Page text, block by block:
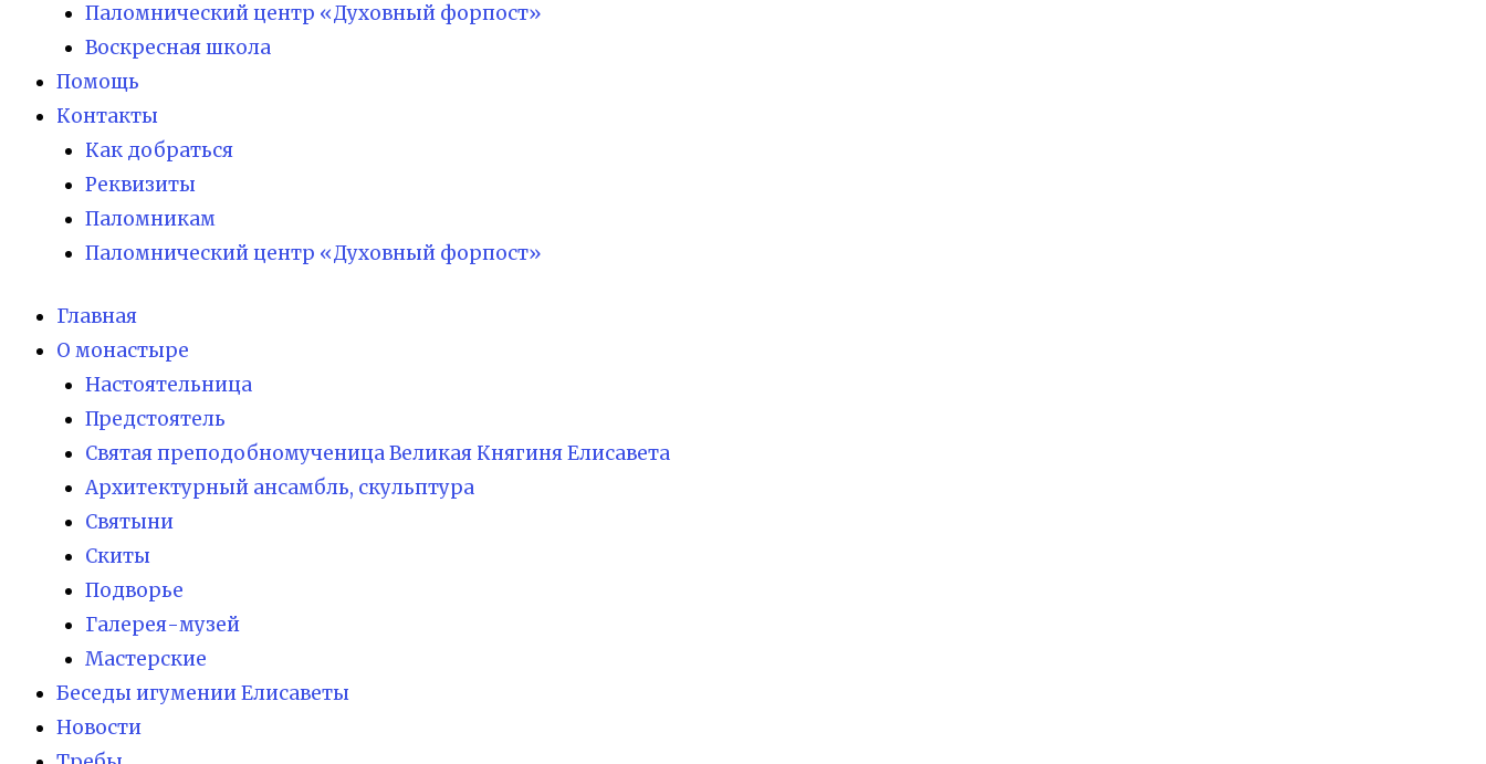
Паломнический центр «Духовный форпост»
Воскресная школа
Помощь
Контакты
Как добраться
Реквизиты
Паломникам
Паломнический центр «Духовный форпост»
Главная
О монастыре
Настоятельница
Предстоятель
Святая преподобномученица Великая Княгиня Елисавета
Архитектурный ансамбль, скульптура
Святыни
Скиты
Подворье
Галерея-музей
Мастерские
Беседы игумении Елисаветы
Новости